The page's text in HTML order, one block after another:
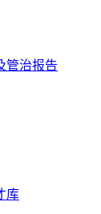
管治报告
库